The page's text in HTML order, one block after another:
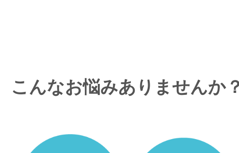
こんなお悩みありませんか